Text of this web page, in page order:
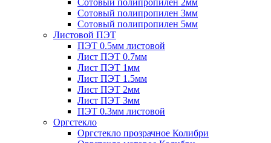
Сотовый полипропилен 2мм
Сотовый полипропилен 3мм
Сотовый полипропилен 5мм
Листовой ПЭТ
ПЭТ 0.5мм листовой
Лист ПЭТ 0.7мм
Лист ПЭТ 1мм
Лист ПЭТ 1.5мм
Лист ПЭТ 2мм
Лист ПЭТ 3мм
ПЭТ 0.3мм листовой
Оргстекло
Оргстекло прозрачное Колибри